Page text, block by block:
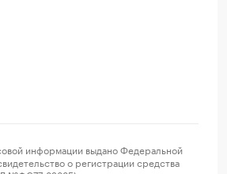
информации выдано Федеральной
о регистрации средства